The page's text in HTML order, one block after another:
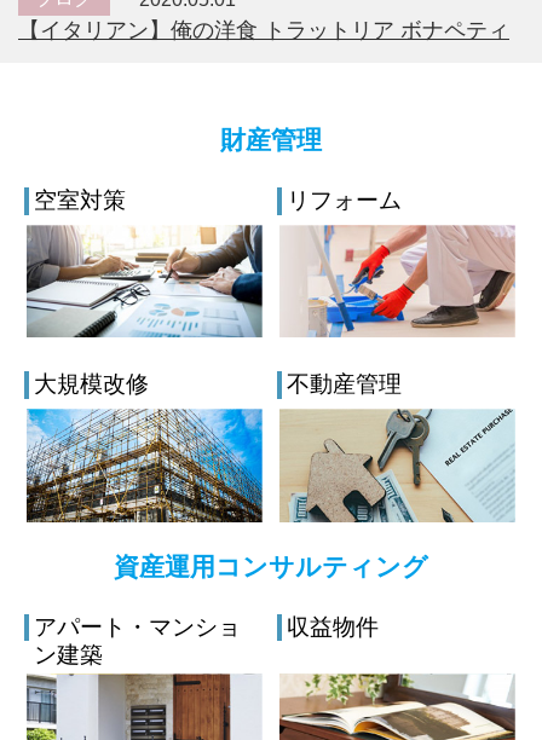
【イタリアン】俺の洋食 トラットリア ボナペティ
財産管理
空室対策 リフォーム
大規模改修 不動産管理
資産運用コンサルティング
アパート・マンショ
ン建築
収益物件